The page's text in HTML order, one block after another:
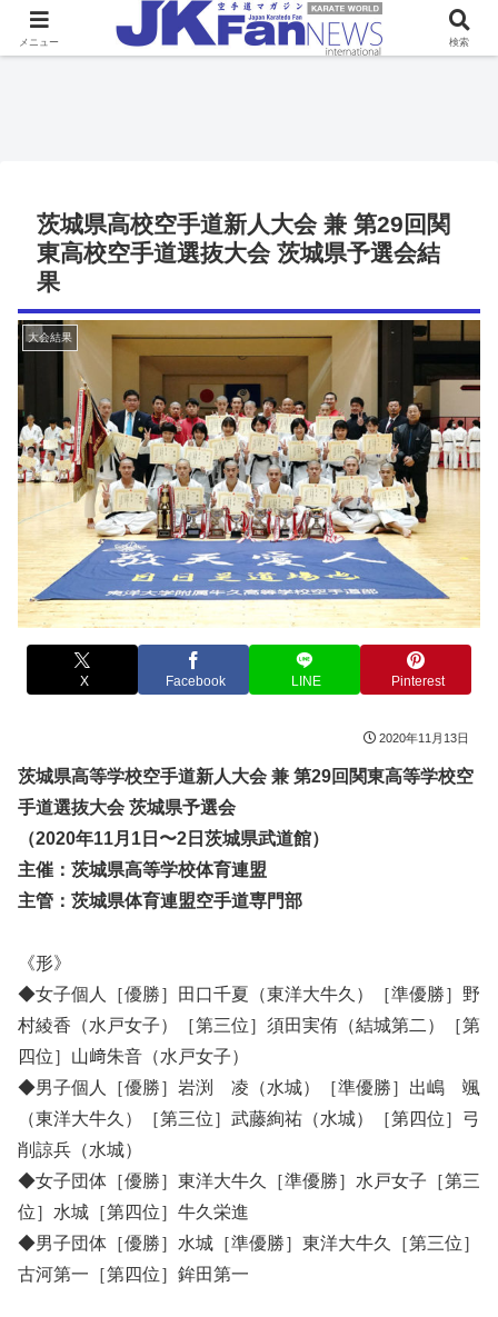
茨城県高校空手道新人大会 兼 第29回関
東高校空手道選抜大会 茨城県予選会結
果
大会結果
X Facebook LINE Pinterest
2020年11月13日
茨城県高等学校空手道新人大会 兼 第29回関東高等学校空
手道選抜大会 茨城県予選会
（2020年11月1日〜2日茨城県武道館）
主催：茨城県高等学校体育連盟
主管：茨城県体育連盟空手道専門部
《形》
◆女子個人［優勝］田口千夏（東洋大牛久）［準優勝］野
村綾香（水戸女子）［第三位］須田実侑（結城第二）［第
四位］山﨑朱音（水戸女子）
◆男子個人［優勝］岩渕 凌（水城）［準優勝］出嶋 颯
（東洋大牛久）［第三位］武藤絢祐（水城）［第四位］弓
削諒兵（水城）
◆女子団体［優勝］東洋大牛久［準優勝］水戸女子［第三
位］水城［第四位］牛久栄進
◆男子団体［優勝］水城［準優勝］東洋大牛久［第三位］
古河第一［第四位］鉾田第一
メニュー 検索